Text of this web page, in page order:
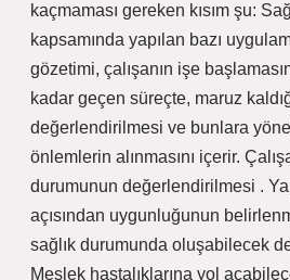
kaçmaması gereken kısım şu:
kapsamında yapılan bazı
gözetimi, çalışanın işe
kadar geçen süreçte, maruz
değerlendirilmesi ve bunlara
önlemlerin alınmasını içerir.
durumunun değerlendirilmesi .
açısından uygunluğunun
sağlık durumunda oluşabilecek
Meslek hastalıklarına yol